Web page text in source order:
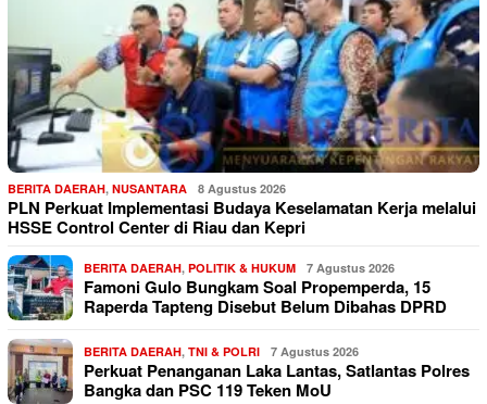
BERITA DAERAH, NUSANTARA 8 Agustus 2026
PLN Perkuat Implementasi Budaya Keselamatan Kerja melalui
HSSE Control Center di Riau dan Kepri
BERITA DAERAH, POLITIK & HUKUM 7 Agustus 2026
Famoni Gulo Bungkam Soal Propemperda, 15
Raperda Tapteng Disebut Belum Dibahas DPRD
BERITA DAERAH, TNI & POLRI 7 Agustus 2026
Perkuat Penanganan Laka Lantas, Satlantas Polres
Bangka dan PSC 119 Teken MoU